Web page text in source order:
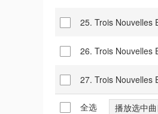
25. Trois Nouvelles
26. Trois Nouvelles
27. Trois Nouvelles
全选